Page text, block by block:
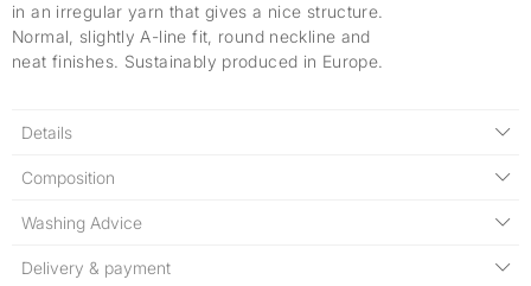
in an irregular yarn that gives a nice structure.
Normal, slightly A-line fit, round neckline and
neat finishes. Sustainably produced in Europe.
Details
Composition
Washing Advice
Delivery & payment